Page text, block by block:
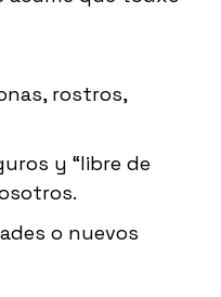
rostros,
y “libre de
o nuevos